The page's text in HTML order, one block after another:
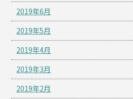
2019年6月
2019年5月
2019年4月
2019年3月
2019年2月